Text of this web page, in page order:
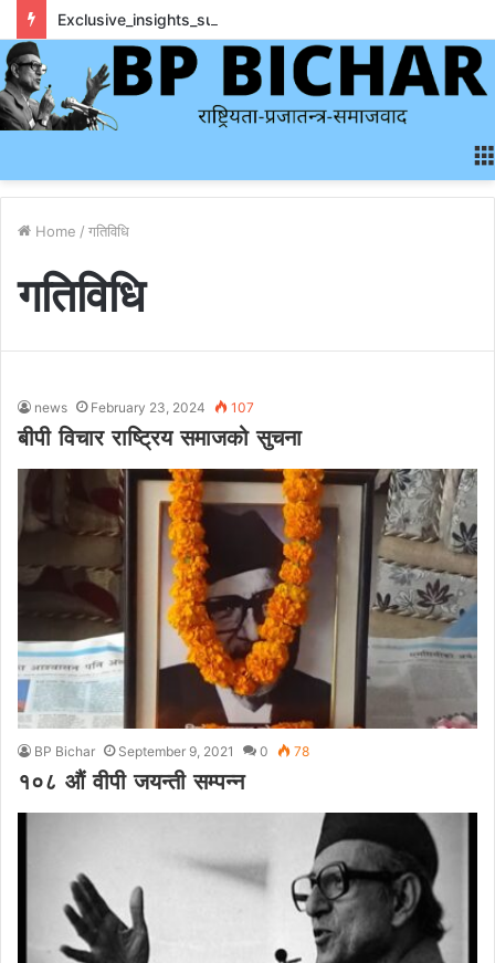
Home / गतिविधि
गतिविधि
news February 23, 2024 107
बीपी विचार राष्ट्रिय समाजको सुचना
BP Bichar September 9, 2021 0 78
१०८ औं वीपी जयन्ती सम्पन्न